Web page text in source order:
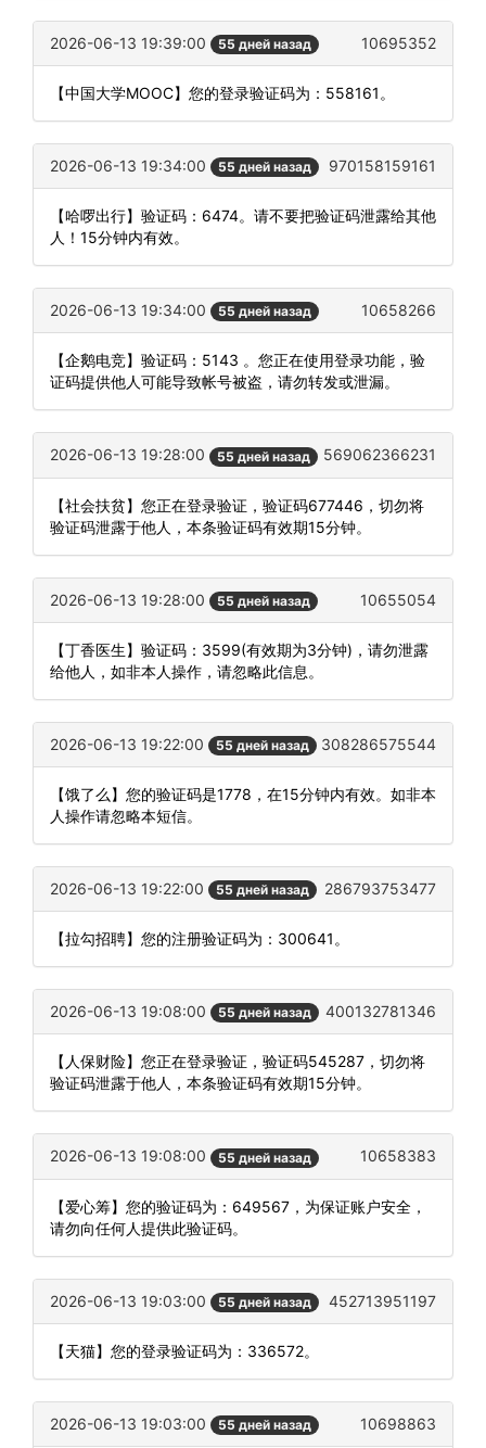
2026-06-13 19:39:00 55 дней назад 10695352
【中国大学MOOC】您的登录验证码为：558161。
2026-06-13 19:34:00 55 дней назад 970158159161
【哈啰出行】验证码：6474。请不要把验证码泄露给其他
人！15分钟内有效。
2026-06-13 19:34:00 55 дней назад 10658266
【企鹅电竞】验证码：5143 。您正在使用登录功能，验
证码提供他人可能导致帐号被盗，请勿转发或泄漏。
2026-06-13 19:28:00 55 дней назад 569062366231
【社会扶贫】您正在登录验证，验证码677446，切勿将
验证码泄露于他人，本条验证码有效期15分钟。
2026-06-13 19:28:00 55 дней назад 10655054
【丁香医生】验证码：3599(有效期为3分钟)，请勿泄露
给他人，如非本人操作，请忽略此信息。
2026-06-13 19:22:00 55 дней назад 308286575544
【饿了么】您的验证码是1778，在15分钟内有效。如非本
人操作请忽略本短信。
2026-06-13 19:22:00 55 дней назад 286793753477
【拉勾招聘】您的注册验证码为：300641。
2026-06-13 19:08:00 55 дней назад 400132781346
【人保财险】您正在登录验证，验证码545287，切勿将
验证码泄露于他人，本条验证码有效期15分钟。
2026-06-13 19:08:00 55 дней назад 10658383
【爱心筹】您的验证码为：649567，为保证账户安全，
请勿向任何人提供此验证码。
2026-06-13 19:03:00 55 дней назад 452713951197
【天猫】您的登录验证码为：336572。
2026-06-13 19:03:00 55 дней назад 10698863